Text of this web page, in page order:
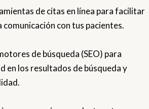
de citas en línea para facilitar
comunicación con tus pacientes.
de búsqueda (SEO) para
en los resultados de búsqueda y